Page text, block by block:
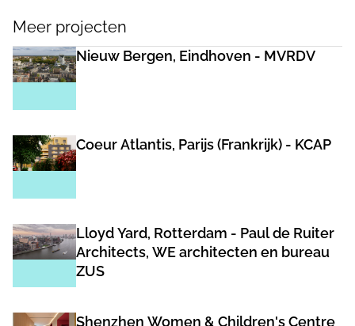
Meer projecten
Nieuw Bergen, Eindhoven - MVRDV
Coeur Atlantis, Parijs (Frankrijk) - KCAP
Lloyd Yard, Rotterdam - Paul de Ruiter
Architects, WE architecten en bureau
ZUS
Shenzhen Women & Children's Centre